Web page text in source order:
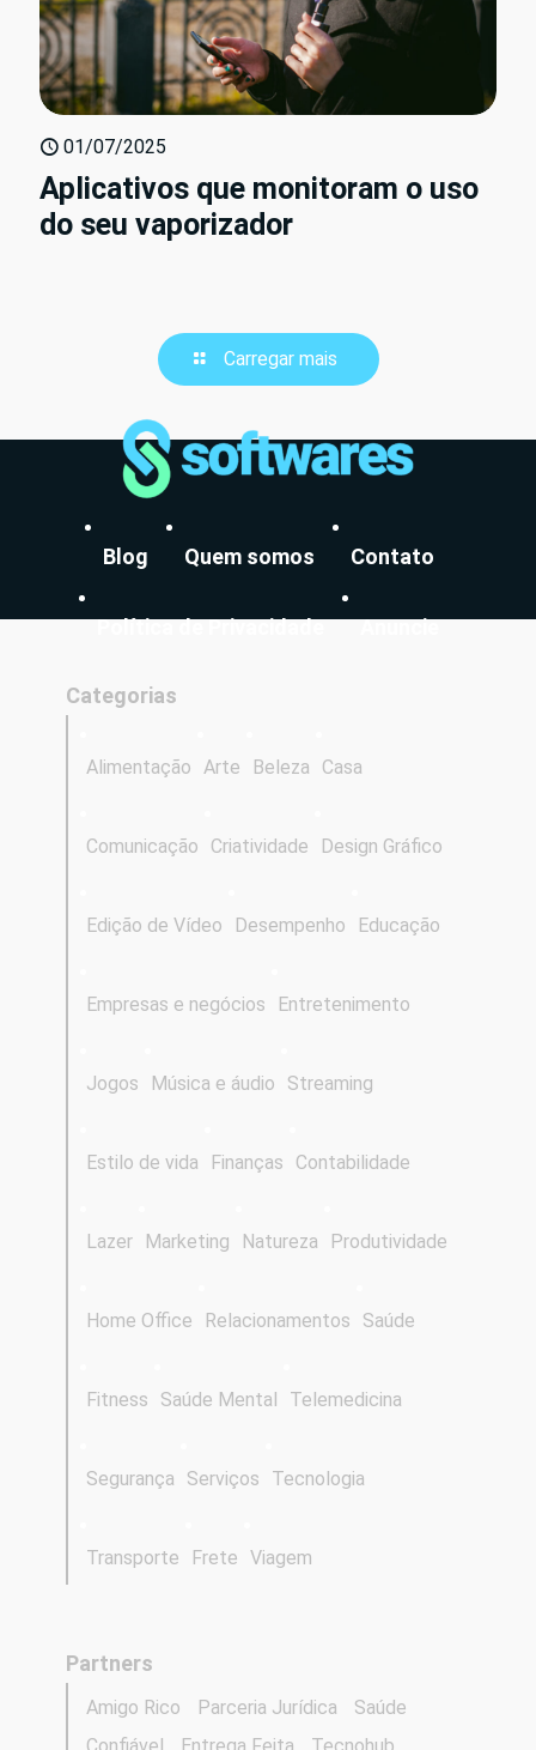
01/07/2025
Aplicativos que monitoram o uso
do seu vaporizador
Carregar mais
Blog Quem somos Contato
Política de Privacidade Anuncie
Categorias
Alimentação Arte Beleza Casa
Comunicação Criatividade Design Gráfico
Edição de Vídeo Desempenho Educação
Empresas e negócios Entretenimento
Jogos Música e áudio Streaming
Estilo de vida Finanças Contabilidade
Lazer Marketing Natureza Produtividade
Home Office Relacionamentos Saúde
Fitness Saúde Mental Telemedicina
Segurança Serviços Tecnologia
Transporte Frete Viagem
Partners
Amigo Rico Parceria Jurídica
Saúde